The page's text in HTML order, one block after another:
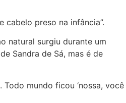
cabelo preso na infância”.
natural surgiu durante um
Sandra de Sá, mas é de
mundo ficou ‘nossa, você